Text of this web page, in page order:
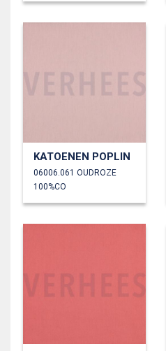
KATOENEN POPLIN
06006.061 OUDROZE
100%CO